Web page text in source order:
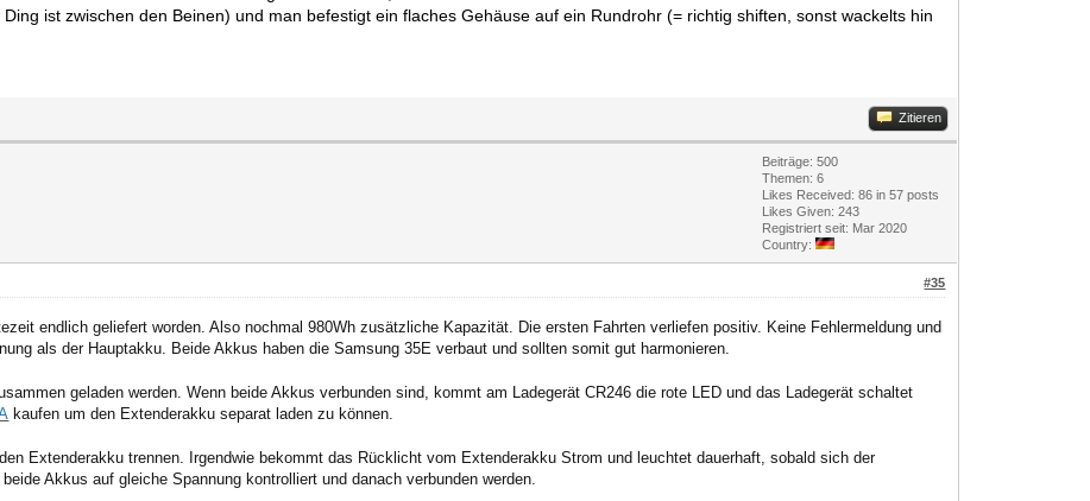
ist zwischen den Beinen) und man befestigt ein flaches Gehäuse auf ein Rundrohr (= richtig shiften, sonst wackelts hin
Zitieren
Beiträge: 500
Themen: 6
Likes Received:86 in 57 posts
Likes Given: 243
Registriert seit: Mar 2020
Country:
#35
endlich geliefert worden. Also nochmal 980Wh zusätzliche Kapazität. Die ersten Fahrten verliefen positiv. Keine Fehlermeldung und
als der Hauptakku. Beide Akkus haben die Samsung 35E verbaut und sollten somit gut harmonieren.
geladen werden. Wenn beide Akkus verbunden sind, kommt am Ladegerät CR246 die rote LED und das Ladegerät schaltet
kaufen um den Extenderakku separat laden zu können.
Extenderakku trennen. Irgendwie bekommt das Rücklicht vom Extenderakku Strom und leuchtet dauerhaft, sobald sich der
Akkus auf gleiche Spannung kontrolliert und danach verbunden werden.